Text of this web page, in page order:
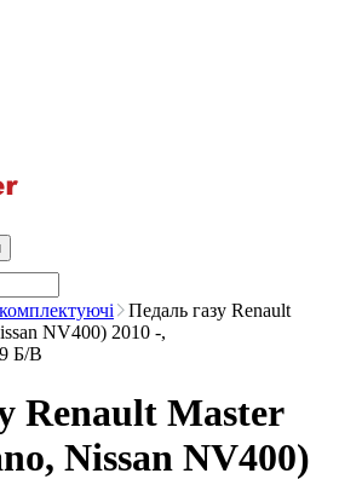
Педаль газу Renault
NV400) 2010 -,
Б/В
Renault Master
Nissan NV400)